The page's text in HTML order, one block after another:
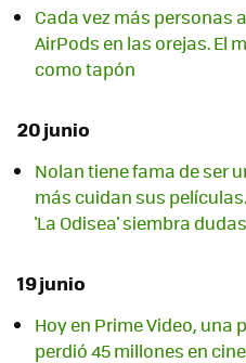
Cada vez más personas
AirPods en las orejas. El
como tapón
20 junio
Nolan tiene fama de ser
más cuidan sus
'La Odisea' siembra dudas
19 junio
Hoy en Prime Video,
perdió 45 millones en